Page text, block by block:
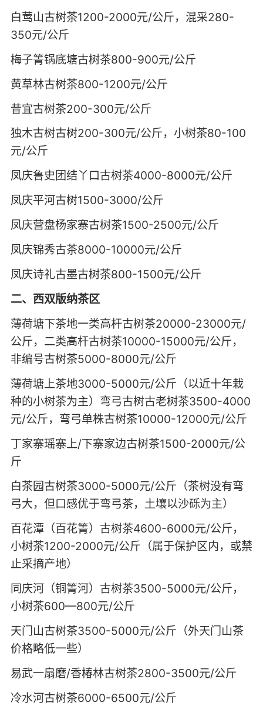
白莺山古树茶1200-2000元/公斤，混采280-
350元/公斤
梅子箐锅底塘古树茶800-900元/公斤
黄草林古树茶800-1200元/公斤
昔宜古树茶200-300元/公斤
独木古树古树200-300元/公斤，小树茶80-100
元/公斤
凤庆鲁史团结丫口古树茶4000-8000元/公斤
凤庆平河古树1500-3000/公斤
凤庆营盘杨家寨古树茶1500-2500元/公斤
凤庆锦秀古茶8000-10000元/公斤
凤庆诗礼古墨古树茶800-1500元/公斤
二、西双版纳茶区
薄荷塘下茶地一类高杆古树茶20000-23000元/
公斤，二类高杆古树茶10000-15000元/公斤，
非编号古树茶5000-8000元/公斤
薄荷塘上茶地3000-5000元/公斤（以近十年栽
种的小树茶为主）弯弓古树古老树茶3500-4000
元/公斤，弯弓单株古树茶10000-12000元/公斤
丁家寨瑶寨上/下寨家边古树茶1500-2000元/公
斤
白茶园古树茶3000-5000元/公斤（茶树没有弯
弓大，但口感优于弯弓茶，土壤以沙砾为主）
百花潭（百花箐）古树茶4600-6000元/公斤，
小树茶1200-2000元/公斤（属于保护区内，或禁
止采摘产地）
同庆河（铜箐河）古树茶3500-5000元/公斤，
小树茶600—800元/公斤
天门山古树茶3500-5000元/公斤（外天门山茶
价格略低一些）
易武一扇磨/香椿林古树茶2800-3500元/公斤
冷水河古树茶6000-6500元/公斤